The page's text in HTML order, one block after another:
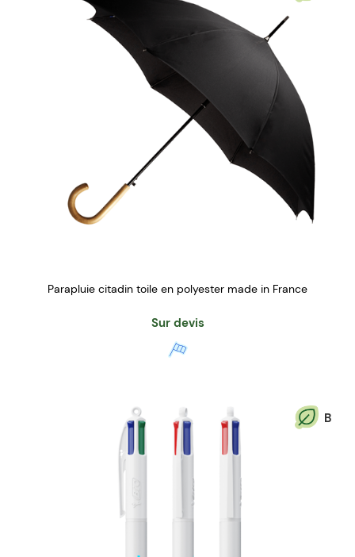
Parapluie citadin toile en polyester made in France
Sur devis
B